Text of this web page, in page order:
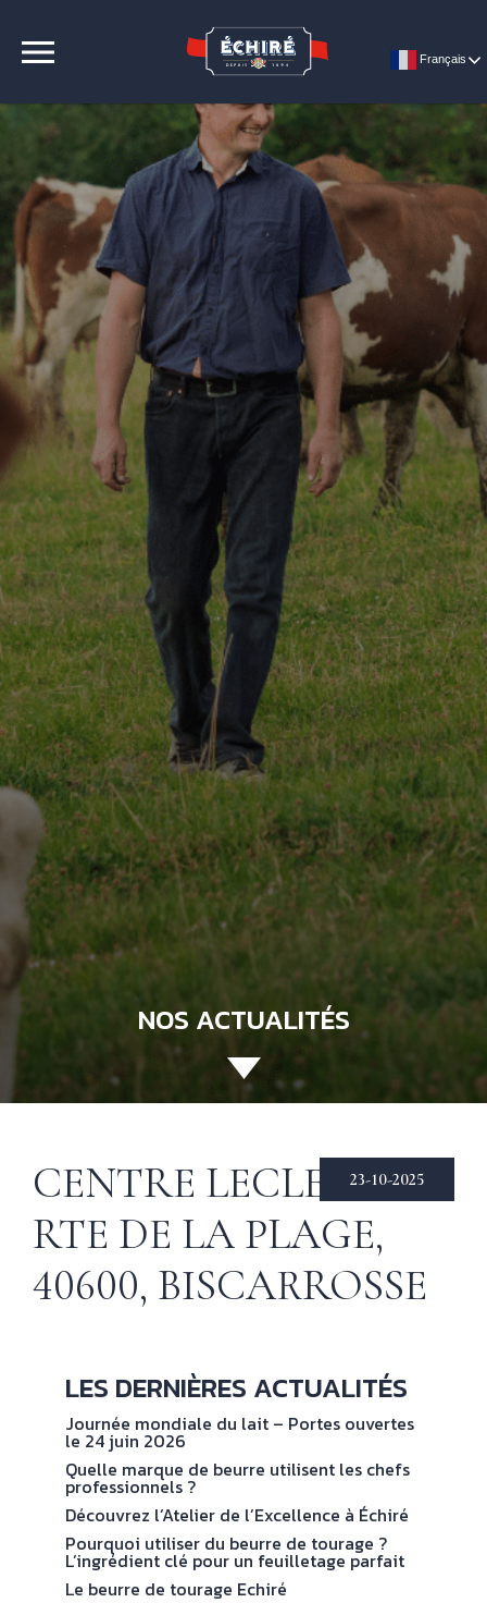
Français
CONTACT
ACCUEIL
ÉCHIRÉ
NOS PRODUITS
D’EXCELLENCE
LE BEURRE
CHARENTES-
RECETTES
& INSPIRATIONS
NOS
ENGAGEMENTS
ESPACE
PROFESSIONNEL
NOS ACTUALITÉS
23-10-2025
CENTRE LECLERC —
RTE DE LA PLAGE,
40600, BISCARROSSE
LES DERNIÈRES ACTUALITÉS
Journée mondiale du lait – Portes ouvertes
le 24 juin 2026
Quelle marque de beurre utilisent les chefs
professionnels ?
Découvrez l’Atelier de l’Excellence à Échiré
Pourquoi utiliser du beurre de tourage ?
L’ingrédient clé pour un feuilletage parfait
Le beurre de tourage Echiré